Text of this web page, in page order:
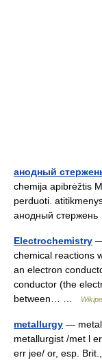
анодный
chemija apibrėžtis
perduoti.
анодный
Electrochemistry
chemical reactions
an electron
conductor (the
between… …
metallurgy —
metallurgist /met l
err jee/ or, esp.